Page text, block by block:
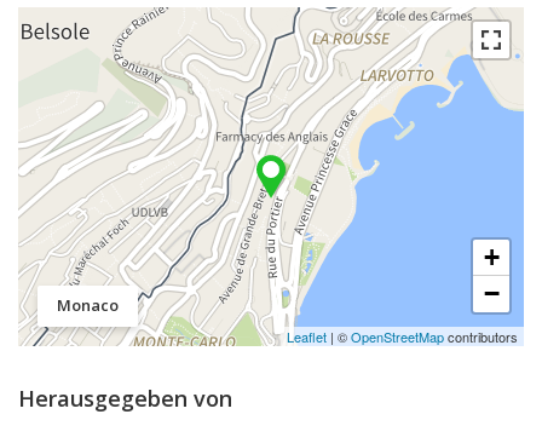
Monaco
+
−
Leaflet | ©OpenStreetMapcontributors
Herausgegeben von